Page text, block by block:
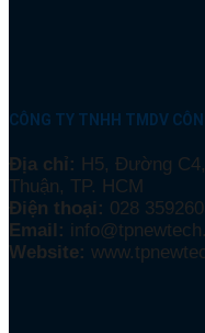
CÔNG TY TNHH TMDV
Địa chỉ: H5, Đường
Thuận, TP. HCM
Điện thoại: 028
Email:
Website: